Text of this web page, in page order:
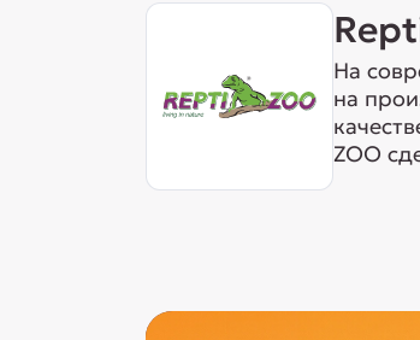
На
на
ZOO